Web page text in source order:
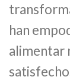
han
alimentar